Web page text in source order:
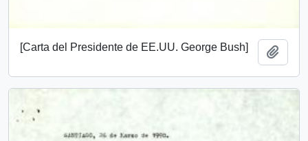
[Carta del Presidente de EE.UU. George Bush]